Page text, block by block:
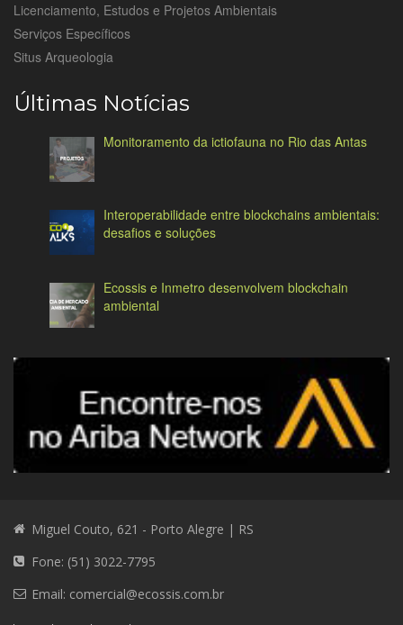
Licenciamento, Estudos e Projetos Ambientais
Serviços Específicos
Situs Arqueologia
Últimas Notícias
Monitoramento da ictiofauna no Rio das Antas
Interoperabilidade entre blockchains ambientais:
desafios e soluções
Ecossis e Inmetro desenvolvem blockchain
ambiental
Miguel Couto, 621 - Porto Alegre | RS
Fone: (51) 3022-7795
Email: comercial@ecossis.com.br